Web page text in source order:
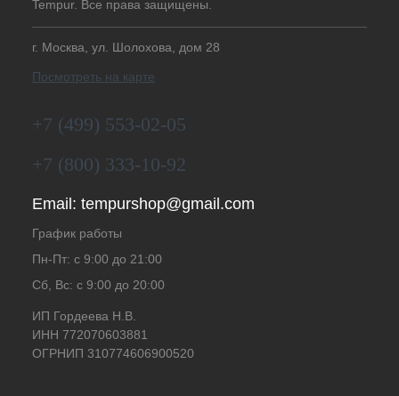
Tempur. Все права защищены.
г. Москва, ул. Шолохова, дом 28
Посмотреть на карте
+7 (499) 553-02-05
+7 (800) 333-10-92
Email: tempurshop@gmail.com
График работы
Пн-Пт: с 9:00 до 21:00
Сб, Вс: с 9:00 до 20:00
ИП Гордеева Н.В.
ИНН 772070603881
ОГРНИП 310774606900520